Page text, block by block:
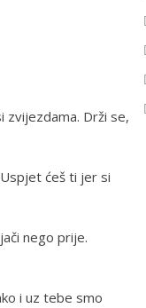
zvijezdama. Drži se,
ćeš ti jer si
nego prije.
i uz tebe smo